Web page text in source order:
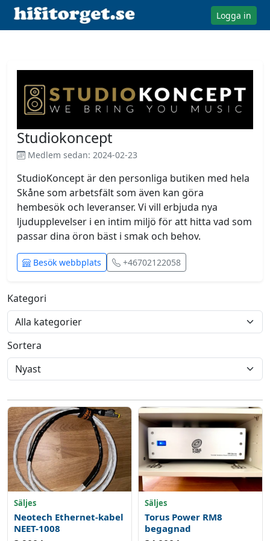
Logga in
Studiokoncept
Medlem sedan: 2024-02-23
StudioKoncept är den personliga butiken med hela
Skåne som arbetsfält som även kan göra
hembesök och leveranser. Vi vill erbjuda nya
ljudupplevelser i en intim miljö för att hitta vad som
Besök webbplats +46702122058
Kategori
Sortera
Säljes
Neotech Ethernet-kabel
NEET-1008
Säljes
Torus Power RM8
begagnad